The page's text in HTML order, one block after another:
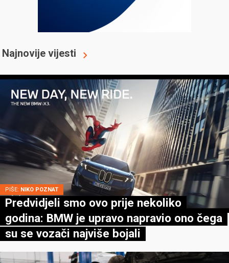
Najnovije vijesti
PIŠE: NIKO POZNAT
Predvidjeli smo ovo prije nekoliko
godina: BMW je upravo napravio ono čega
su se vozači najviše bojali